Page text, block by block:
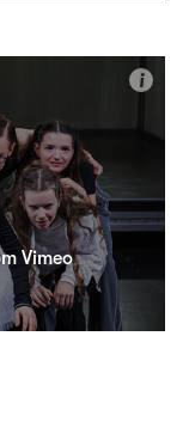
i
Vimeo